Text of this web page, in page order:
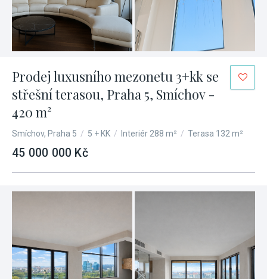
Prodej luxusního mezonetu 3+kk se
střešní terasou, Praha 5, Smíchov -
420 m²
Smíchov, Praha 5 / 5 + KK / Interiér 288 m² / Terasa 132 m²
45 000 000 Kč